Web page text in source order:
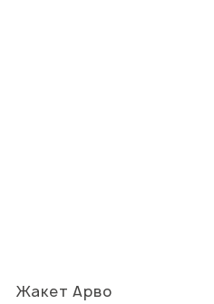
Жакет Арво